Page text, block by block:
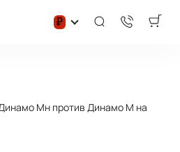
₽
Мн против Динамо М на